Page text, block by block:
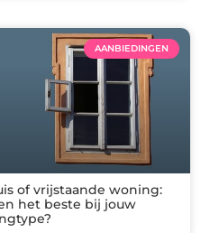
AANBIEDINGEN
of vrijstaande woning:
het beste bij jouw